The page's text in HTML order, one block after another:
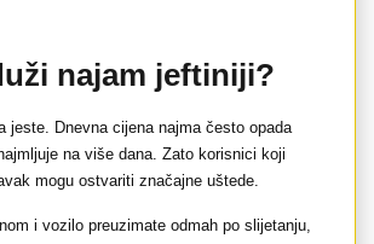
najam jeftiniji?
jeste. Dnevna cijena najma često opada
na više dana. Zato korisnici koji
mogu ostvariti značajne uštede.
i vozilo preuzimate odmah po slijetanju,